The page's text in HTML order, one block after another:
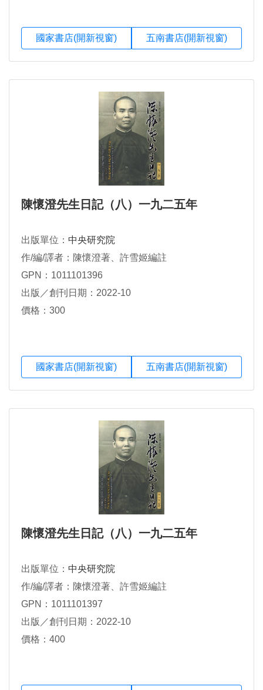
國家書店(開新視窗) 五南書店(開新視窗)
陳懷澄先生日記（八）一九二五年
出版單位： 中央研究院
作/編/譯者：陳懷澄著、許雪姬編註
GPN：1011101396
出版／創刊日期：2022-10
價格：300
國家書店(開新視窗) 五南書店(開新視窗)
陳懷澄先生日記（八）一九二五年
出版單位： 中央研究院
作/編/譯者：陳懷澄著、許雪姬編註
GPN：1011101397
出版／創刊日期：2022-10
價格：400